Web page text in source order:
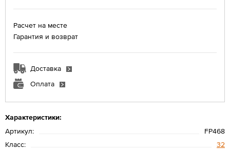
Характеристики:
Артикул:
FP468
Класс:
32
Расчет на месте
Гарантия и возврат
Доставка
Оплата